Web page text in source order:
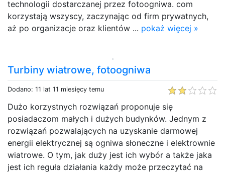
technologii dostarczanej przez fotoogniwa. com
korzystają wszyscy, zaczynając od firm prywatnych,
aż po organizacje oraz klientów ... pokaż więcej »
Turbiny wiatrowe, fotoogniwa
Dodano: 11 lat 11 miesięcy temu
Dużo korzystnych rozwiązań proponuje się
posiadaczom małych i dużych budynków. Jednym z
rozwiązań pozwalających na uzyskanie darmowej
energii elektrycznej są ogniwa słoneczne i elektrownie
wiatrowe. O tym, jak duży jest ich wybór a także jaka
jest ich reguła działania każdy może przeczytać na